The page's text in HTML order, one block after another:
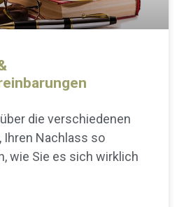
die verschiedenen
Ihren Nachlass so
wie Sie es sich wirklich